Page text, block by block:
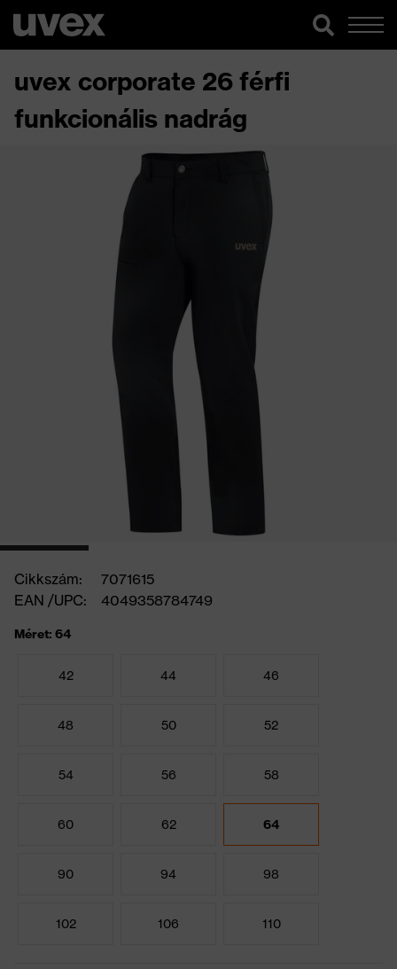
uvex corporate 26 férfi
funkcionális nadrág
Cikkszám:
7071615
EAN /UPC:
4049358784749
Méret: 64
42 44 46
48 50 52
54 56 58
60 62 64
90 94 98
102 106 110